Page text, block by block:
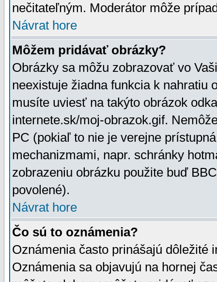
nečitateľným. Moderátor môže
Návrat hore
Môžem pridávať obrázky?
Obrázky sa môžu zobrazovať vo
neexistuje žiadna funkcia k nahratiu
musíte uviesť na takýto obrázok
internete.sk/moj-obrazok.gif.
PC (pokiaľ to nie je verejne
mechanizmami, napr. schránky
zobrazeniu obrázku použite buď
povolené).
Návrat hore
Čo sú to oznámenia?
Oznámenia často prinášajú dôležité
Oznámenia sa objavujú na hornej